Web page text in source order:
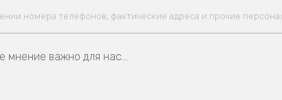
номера телефонов, фактические адреса и прочие